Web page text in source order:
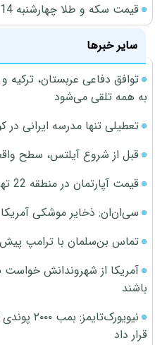
قیمت سکه و طلا چهارشنبه 14 مرداد 1405
سایر خبرها
توافق دفاعی عربستان،
به همه تلقی می‌شود
تعطیلی تنها مدرسه ایرانی در
قبل از شروع آیلتس، سطح
قیمت آپارتمان در منطقه 22 تهران چقدر است؟
سی‌ان‌ان: ذخایر موشکی
تماس بن‌سلمان با ترامپ پیش
آمریکا از شهروندانش خواست
باشند
قرار داد